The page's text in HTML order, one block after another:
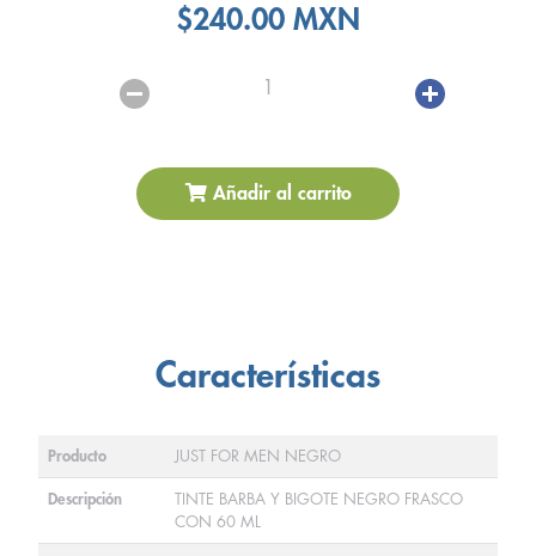
$240.00 MXN
1
Añadir al carrito
Características
Producto JUST FOR MEN NEGRO
Descripción
TINTE BARBA Y BIGOTE NEGRO FRASCO
CON 60 ML